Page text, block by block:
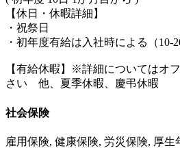
【休日・休暇詳細】
・祝祭日
・初年度有給は入社時による（10-
【有給休暇】※詳細についてはオ
さい 他、夏季休暇、慶弔休暇
社会保険
雇用保険, 健康保険, 労災保険, 厚生